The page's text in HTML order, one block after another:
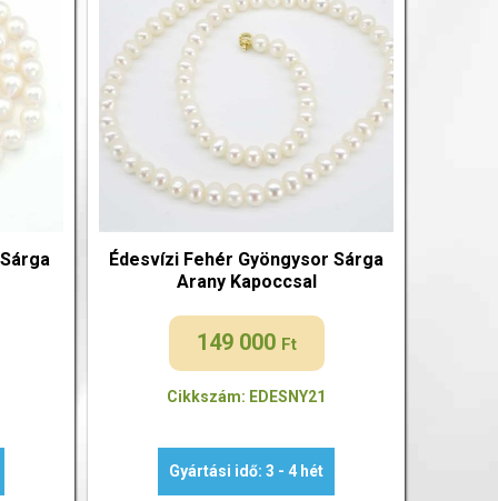
Édesvízi Fehér Gyöngysor Sárga
Arany Kapoccsal
149 000 Ft
Cikkszám: EDESNY21
Gyártási idő: 3 - 4 hét